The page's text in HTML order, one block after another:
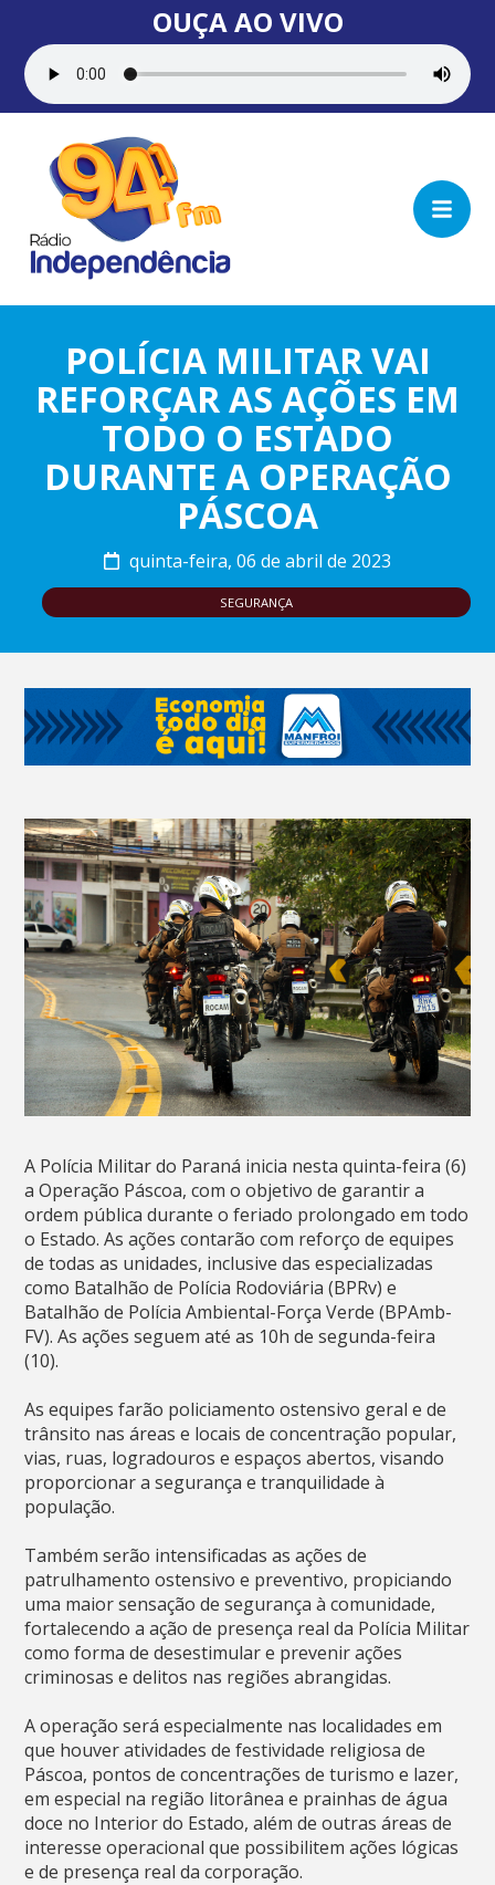
OUÇA AO VIVO
POLÍCIA MILITAR VAI
REFORÇAR AS AÇÕES EM
TODO O ESTADO
DURANTE A OPERAÇÃO
PÁSCOA
quinta-feira, 06 de abril de 2023
SEGURANÇA
A Polícia Militar do Paraná inicia nesta quinta-feira (6)
a Operação Páscoa, com o objetivo de garantir a
ordem pública durante o feriado prolongado em todo
o Estado. As ações contarão com reforço de equipes
de todas as unidades, inclusive das especializadas
como Batalhão de Polícia Rodoviária (BPRv) e
Batalhão de Polícia Ambiental-Força Verde (BPAmb-
FV). As ações seguem até as 10h de segunda-feira
(10).
As equipes farão policiamento ostensivo geral e de
trânsito nas áreas e locais de concentração popular,
vias, ruas, logradouros e espaços abertos, visando
proporcionar a segurança e tranquilidade à
população.
Também serão intensificadas as ações de
patrulhamento ostensivo e preventivo, propiciando
uma maior sensação de segurança à comunidade,
fortalecendo a ação de presença real da Polícia Militar
como forma de desestimular e prevenir ações
criminosas e delitos nas regiões abrangidas.
A operação será especialmente nas localidades em
que houver atividades de festividade religiosa de
Páscoa, pontos de concentrações de turismo e lazer,
em especial na região litorânea e prainhas de água
doce no Interior do Estado, além de outras áreas de
interesse operacional que possibilitem ações lógicas
e de presença real da corporação.